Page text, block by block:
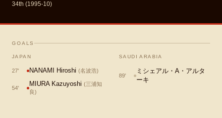
34th (1995-10)
GOALS
JAPAN
27' NANAMI Hiroshi (名波浩)
54'
MIURA Kazuyoshi (三浦知
良)
SAUDI ARABIA
89'
ミシェアル・A・アルタ
ーキ